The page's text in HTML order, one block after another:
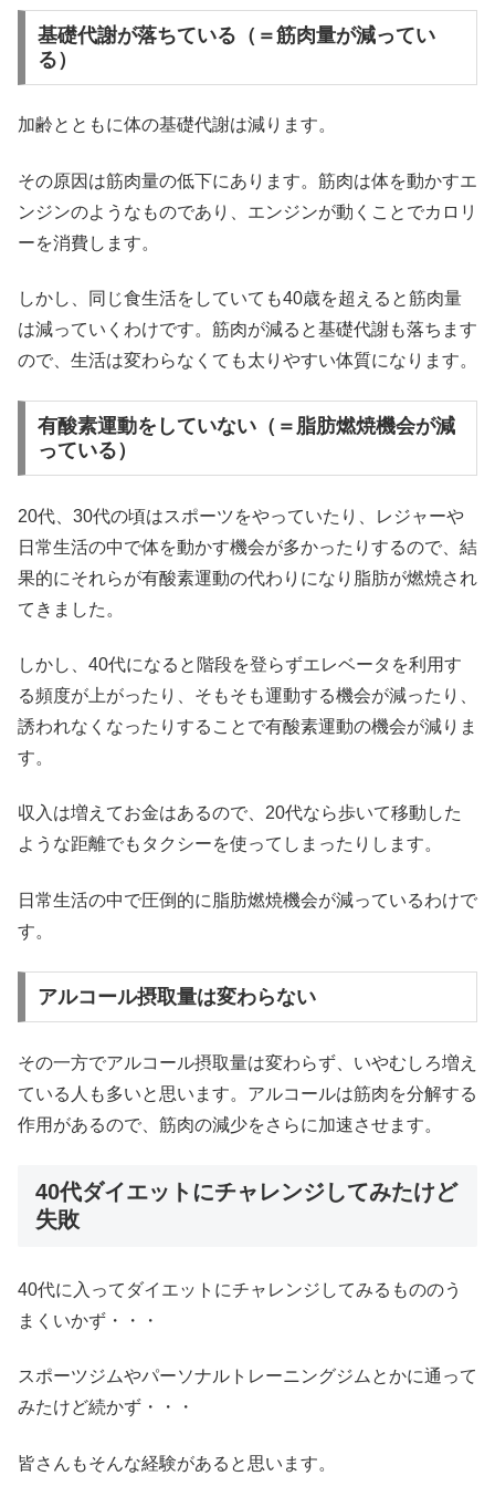
基礎代謝が落ちている（＝筋肉量が減ってい
る）
加齢とともに体の基礎代謝は減ります。
その原因は筋肉量の低下にあります。筋肉は体を動かすエ
ンジンのようなものであり、エンジンが動くことでカロリ
ーを消費します。
しかし、同じ食生活をしていても40歳を超えると筋肉量
は減っていくわけです。筋肉が減ると基礎代謝も落ちます
ので、生活は変わらなくても太りやすい体質になります。
有酸素運動をしていない（＝脂肪燃焼機会が減
っている）
20代、30代の頃はスポーツをやっていたり、レジャーや
日常生活の中で体を動かす機会が多かったりするので、結
果的にそれらが有酸素運動の代わりになり脂肪が燃焼され
てきました。
しかし、40代になると階段を登らずエレベータを利用す
る頻度が上がったり、そもそも運動する機会が減ったり、
誘われなくなったりすることで有酸素運動の機会が減りま
す。
収入は増えてお金はあるので、20代なら歩いて移動した
ような距離でもタクシーを使ってしまったりします。
日常生活の中で圧倒的に脂肪燃焼機会が減っているわけで
す。
アルコール摂取量は変わらない
その一方でアルコール摂取量は変わらず、いやむしろ増え
ている人も多いと思います。アルコールは筋肉を分解する
作用があるので、筋肉の減少をさらに加速させます。
40代ダイエットにチャレンジしてみたけど
失敗
40代に入ってダイエットにチャレンジしてみるもののう
まくいかず・・・
スポーツジムやパーソナルトレーニングジムとかに通って
みたけど続かず・・・
皆さんもそんな経験があると思います。